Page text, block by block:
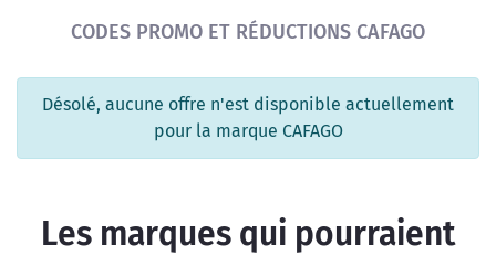
CODES PROMO ET RÉDUCTIONS CAFAGO
Désolé, aucune offre n'est disponible actuellement
pour la marque CAFAGO
Les marques qui pourraient